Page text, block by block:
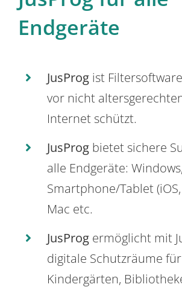
Endgeräte
JusProg ist
vor nicht
Internet schützt.
JusProg bietet sichere
alle Endgeräte: Windows,
Smartphone/Tablet (iOS,
Mac etc.
JusProg ermöglicht mit
digitale Schutzräume
Kindergärten,